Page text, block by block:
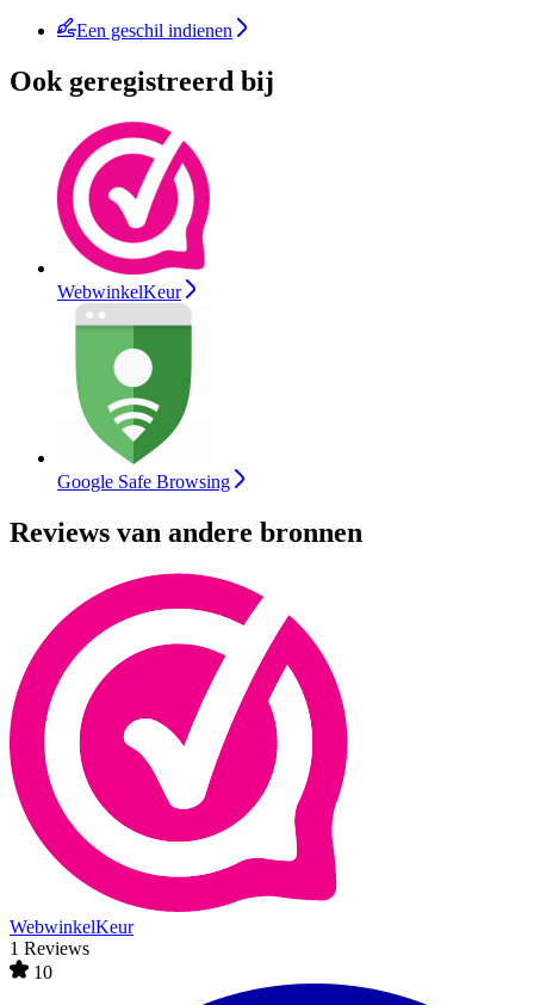
Een geschil indienen
Ook geregistreerd bij
WebwinkelKeur
Google Safe Browsing
Reviews van andere bronnen
WebwinkelKeur
1 Reviews
10